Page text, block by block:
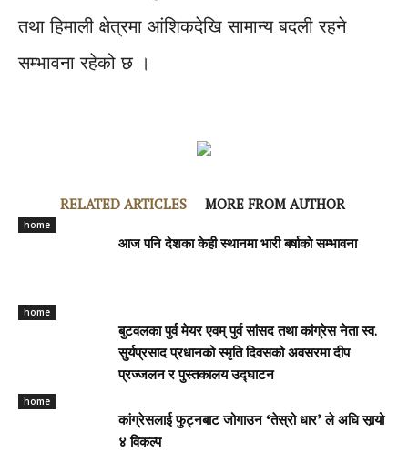
तथा हिमाली क्षेत्रमा आंशिकदेखि सामान्य बदली रहने
सम्भावना रहेको छ ।
RELATED ARTICLES MORE FROM AUTHOR
home
आज पनि देशका केही स्थानमा भारी बर्षाकाे सम्भावना
home
बुटवलका पुर्व मेयर एवम् पुर्व सांसद तथा कांग्रेस नेता स्व.
सुर्यप्रसाद प्रधानको स्मृति दिवसको अवसरमा दीप
प्रज्जलन र पुस्तकालय उद्घाटन
home
कांग्रेसलाई फुट्नबाट जोगाउन ‘तेस्रो धार’ ले अघि सार्‍यो
४ विकल्प